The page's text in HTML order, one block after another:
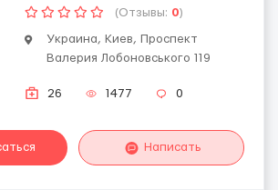
(Отзывы: 0)
Украина, Киев, Проспект
Валерия Лобоновського 119
26 1477 0
Написать